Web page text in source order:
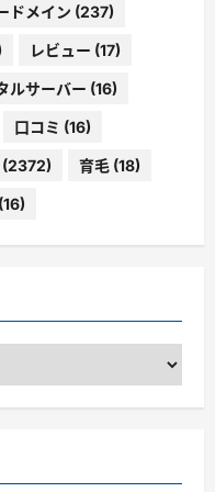
ドメイン (237)
レビュー (17)
ルサーバー (16)
口コミ (16)
(2372) 育毛 (18)
(16)